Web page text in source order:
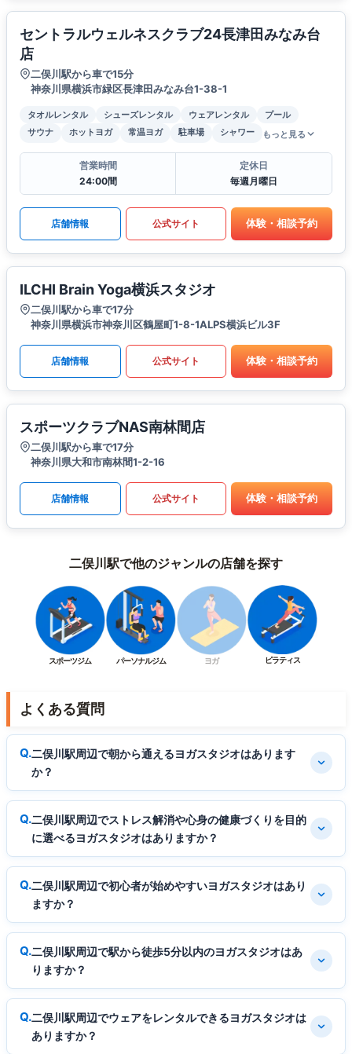
セントラルウェルネスクラブ24長津田みなみ台
店
二俣川駅から車で15分
神奈川県横浜市緑区長津田みなみ台1-38-1
タオルレンタル シューズレンタル ウェアレンタル
プール
サウナ
ホットヨガ 常温ヨガ 駐車場 シャワー もっと見る
営業時間
24:00間
定休日
毎週月曜日
店舗情報 公式サイト 体験・相談予約
ILCHI Brain Yoga横浜スタジオ
二俣川駅から車で17分
神奈川県横浜市神奈川区鶴屋町1-8-1ALPS横浜ビル3F
店舗情報 公式サイト 体験・相談予約
スポーツクラブNAS南林間店
二俣川駅から車で17分
神奈川県大和市南林間1-2-16
店舗情報 公式サイト 体験・相談予約
二俣川駅で他のジャンルの店舗を探す
スポーツジム パーソナルジム ヨガ ピラティス
よくある質問
二俣川駅周辺で朝から通えるヨガスタジオはあります
か？
二俣川駅周辺でストレス解消や心身の健康づくりを目的
に選べるヨガスタジオはありますか？
二俣川駅周辺で初心者が始めやすいヨガスタジオはあり
ますか？
二俣川駅周辺で駅から徒歩5分以内のヨガスタジオはあ
りますか？
二俣川駅周辺でウェアをレンタルできるヨガスタジオは
ありますか？